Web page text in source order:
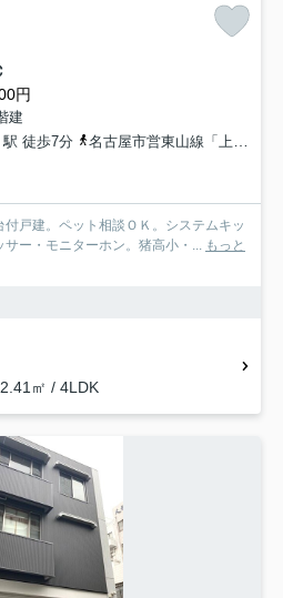
円
建
徒歩7分
名古屋市営東山線「上社」駅 徒歩8分
戸建。ペット相談ＯＫ。システムキッ
ー・モニターホン。猪高小・... もっと
㎡ / 4LDK